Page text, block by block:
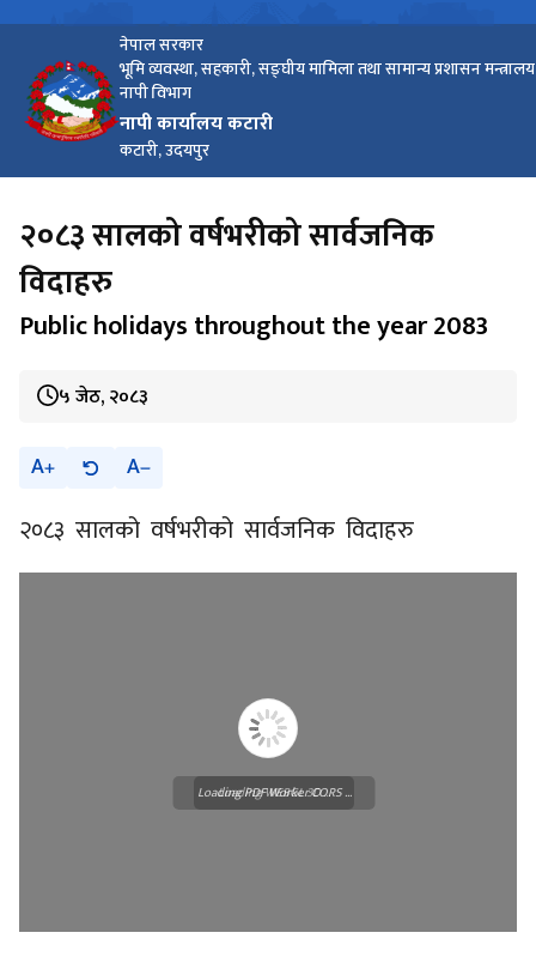
नेपाल सरकार
भूमि व्यवस्था, सहकारी, सङ्‍घीय मामिला तथा सामान्य प्रशासन मन्त्रालय
नापी विभाग
नापी कार्यालय कटारी
कटारी, उदयपुर
२‍०८३ सालको वर्षभरीको सार्वजनिक
विदाहरु
Public holidays throughout the year 2083
५ जेठ, २०८३
A A
२‍०८३ सालको वर्षभरीको सार्वजनिक विदाहरु
Loading WEBGL 3D ...
Loading PDF Worker CORS ...